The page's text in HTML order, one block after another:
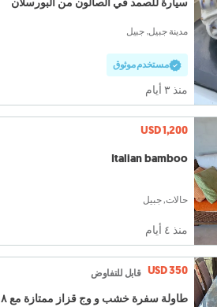
مدينة جبيل, جبيل
مستخدم موثوق
منذ ٣ أيام
USD 1,200
Italian bamboo
حالات, جبيل
منذ ٤ أيام
USD 350 قابل للتفاوض
طاولة سفرة خشب و وج قزاز ممتازة مع ٨